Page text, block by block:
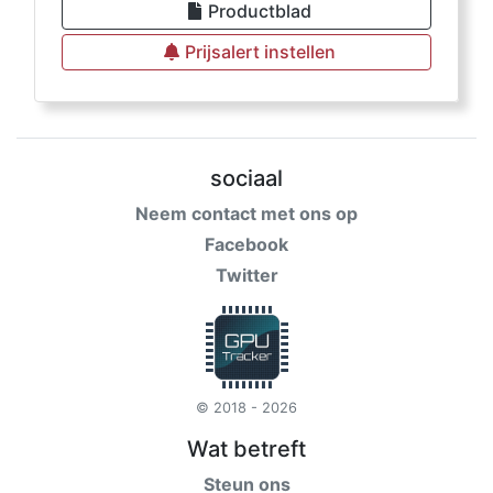
Productblad
Prijsalert instellen
sociaal
Neem contact met ons op
Facebook
Twitter
© 2018 - 2026
Wat betreft
Steun ons